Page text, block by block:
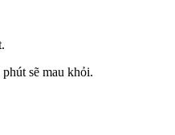
sẽ mau khỏi.